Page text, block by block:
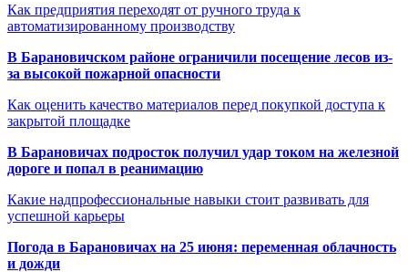
Как предприятия переходят от ручного труда к
автоматизированному производству
В Барановичском районе ограничили посещение лесов из-
за высокой пожарной опасности
Как оценить качество материалов перед покупкой доступа к
закрытой площадке
В Барановичах подросток получил удар током на железной
дороге и попал в реанимацию
Какие надпрофессиональные навыки стоит развивать для
успешной карьеры
Погода в Барановичах на 25 июня: переменная облачность
и дожди